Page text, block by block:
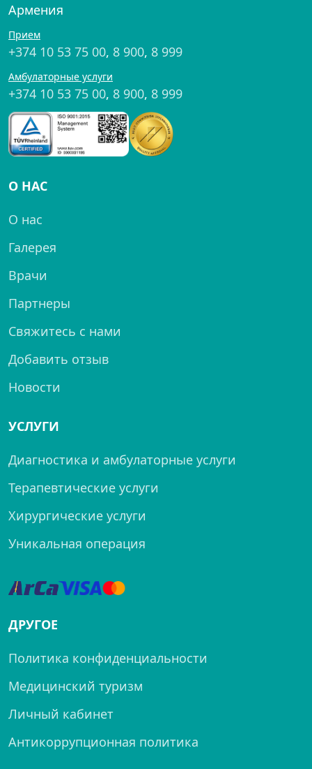
Армения
Прием
+374 10 53 75 00, 8 900, 8 999
Амбулаторные услуги
+374 10 53 75 00, 8 900, 8 999
О НАС
О нас
Галерея
Врачи
Партнеры
Свяжитесь с нами
Добавить отзыв
Новости
УСЛУГИ
Диагностика и амбулаторные услуги
Терапевтические услуги
Хирургические услуги
Уникальная операция
ДРУГОЕ
Политика конфиденциальности
Медицинский туризм
Личный кабинет
Антикоррупционная политика